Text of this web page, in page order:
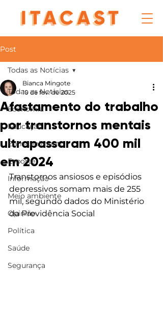
Post
Todas as Notícias
Economia
Educação
Entretenimento
Esporte
Informação
Meio ambiente
Opinião
Política
Saúde
Segurança
Todas as Notícias
Afastamento do trabalho
por transtornos mentais
ultrapassaram 400 mil
em 2024
Bianca Mingote
10 de fev. de 2025
Transtornos ansiosos e episódios
depressivos somam mais de 255
mil, segundo dados do Ministério
da Previdência Social